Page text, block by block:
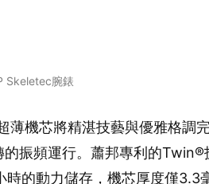
Skeletec腕錶
薄機芯將精湛技藝與優雅格調
振頻運行。蕭邦專利的Twin®
時的動力儲存，機芯厚度僅3.3